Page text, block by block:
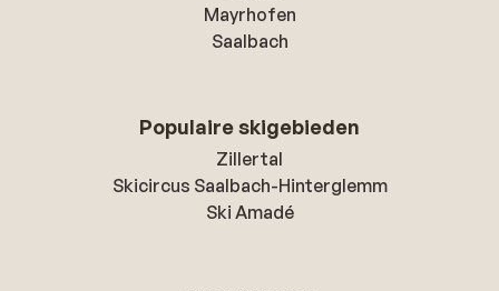
Mayrhofen
Saalbach
Populaire skigebieden
Zillertal
Skicircus Saalbach-Hinterglemm
Ski Amadé